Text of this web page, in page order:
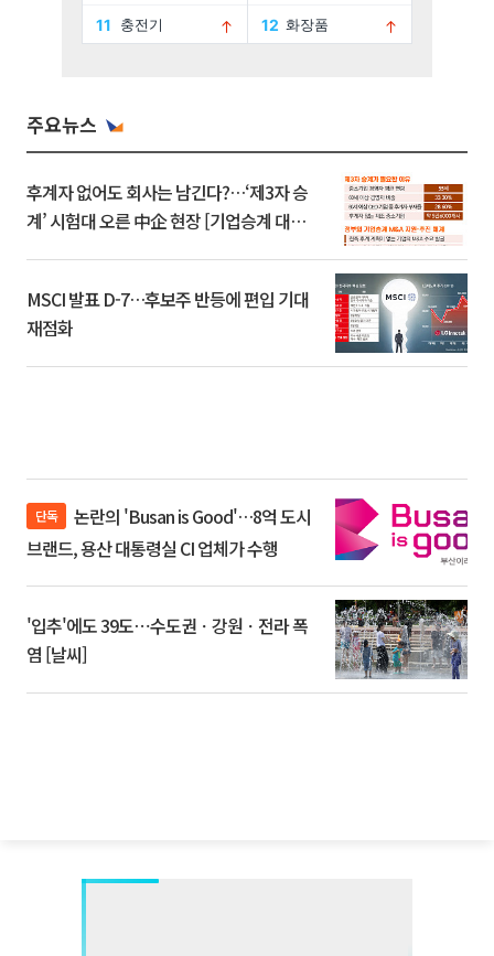
주요뉴스
후계자 없어도 회사는 남긴다?…‘제3자 승
계’ 시험대 오른 中企 현장 [기업승계 대전
MSCI 발표 D-7…후보주 반등에 편입 기대
재점화
단독
브랜드, 용산 대통령실 CI 업체가 수행
'입추'에도 39도⋯수도권ㆍ강원ㆍ전라 폭
염 [날씨]